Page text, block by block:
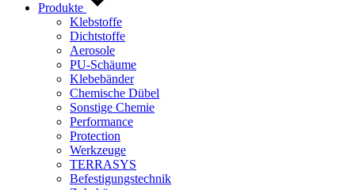
Produkte
Klebstoffe
Dichtstoffe
Aerosole
PU-Schäume
Klebebänder
Chemische Dübel
Sonstige Chemie
Performance
Protection
Werkzeuge
TERRASYS
Befestigungstechnik